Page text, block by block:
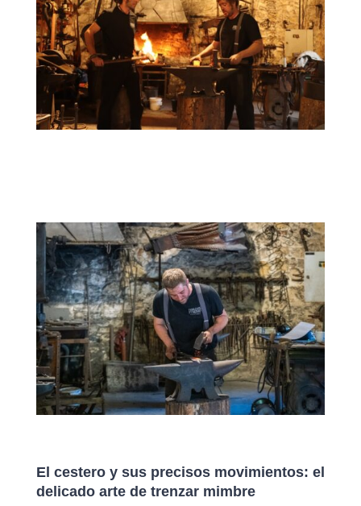
El cestero y sus precisos movimientos: el
delicado arte de trenzar mimbre